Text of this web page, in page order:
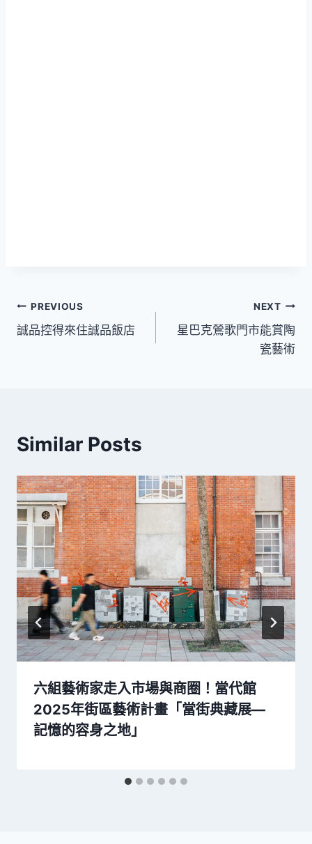
文
章
PREVIOUS
誠品控得來住誠品飯店
NEXT
星巴克鶯歌門市能賞陶
瓷藝術
Similar Posts
六組藝術家走入市場與商圈！當代館
2025年街區藝術計畫「當街典藏展—
記憶的容身之地」